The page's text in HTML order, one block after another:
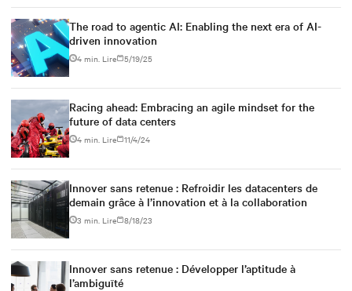
The road to agentic AI: Enabling the next era of AI-
driven innovation
4 min. Lire 5/19/25
Racing ahead: Embracing an agile mindset for the
future of data centers
4 min. Lire 11/4/24
Innover sans retenue : Refroidir les datacenters de
demain grâce à l’innovation et à la collaboration
3 min. Lire 8/18/23
Innover sans retenue : Développer l’aptitude à
l’ambiguïté